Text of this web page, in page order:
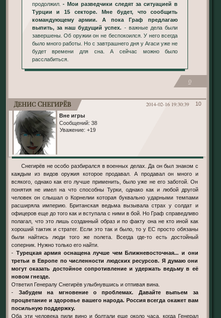
продолжил.- Мои разведчики следят за ситуацией в
Турции и 15 секторе. Мне будет, что сообщить
командующему армии. А пока Граф предлагаю
выпить, за наш будущий успех. - важные дела были
завершены. Об оружии он не беспокоился. У него всегда
было много работы. Но с завтрашнего дня у Агаси уже не
будет времени для сна. А сейчас можно было
расслабиться.
0
10
2014-02-16 19:30:39
Денис Снегирёв
Вне игры
Сообщений: 38
Уважение: +19
Снегирёв не особо разбирался в военных делах. Да он был знаком с
каждым из видов оружия которое продавал. А продавал он много и
всякого, однако как его лучше применить, было уже не его заботой. Он
понятия не имел на что способны Турки, однако как и любой другой
человек он слышал о Корнелии которая буквально ударными темпами
расширяла империю. Британская ведьма вызывала страх у солдат и
офицеров еще до того как и вступала с ними в бой. Но Граф справедливо
полагал, что это лишь созданный образ и по факту она не кто иной как
хороший тактик и стратег. Если это так и было, то у ЕС просто обязаны
были найтись люди того же полета. Всегда где-то есть достойный
соперник. Нужно только его найти.
- Турецкая армия оснащена лучше чем Ближневосточная... и они
третьи в Европе по численности людских ресурсов. Я думаю они
могут оказать достойное сопротивление и удержать ведьму в её
новом гнезде.
Ответил Генералу Снегирёв улыбнувшись и отпивая вина.
- Забудем на мгновение о проблемах. Давайте выпьем за
процветание и здоровье вашего народа. Россия всегда окажет вам
посильную поддержку.
Оба эти человека пили вино и болтали еще около часа, когда Генерал